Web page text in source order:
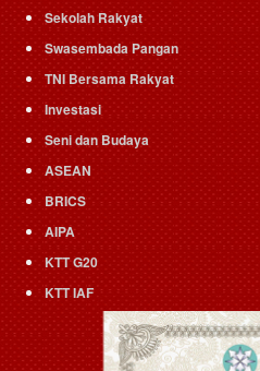
Sekolah Rakyat
Swasembada Pangan
TNI Bersama Rakyat
Investasi
Seni dan Budaya
ASEAN
BRICS
AIPA
KTT G20
KTT IAF